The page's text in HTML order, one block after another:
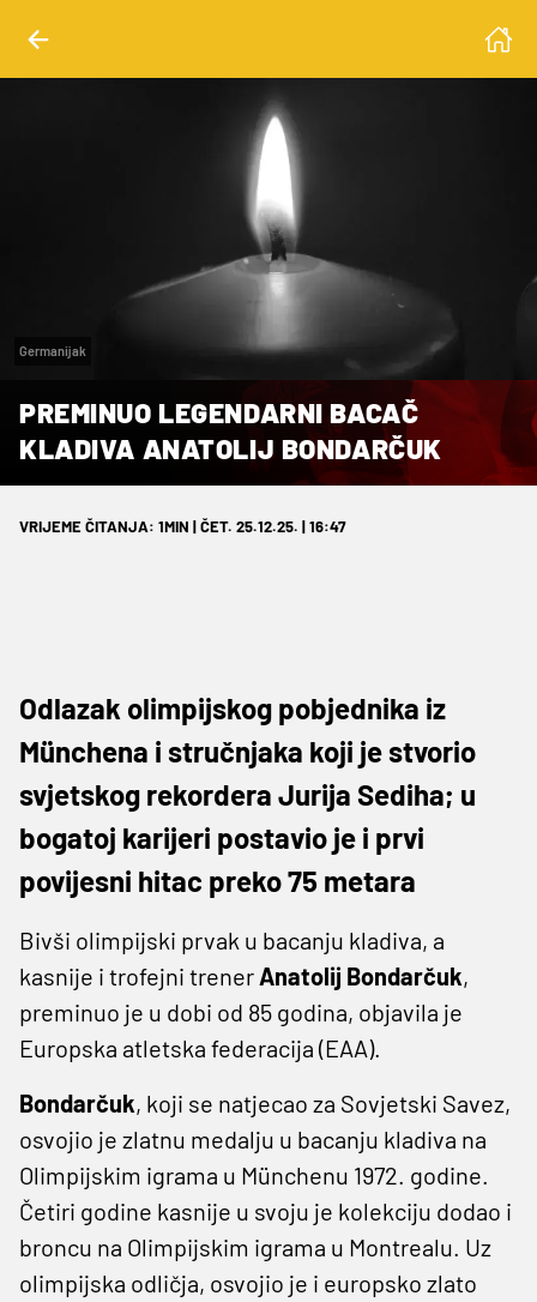
Germanijak
PREMINUO LEGENDARNI BACAČ
KLADIVA ANATOLIJ BONDARČUK
VRIJEME ČITANJA: 1MIN | ČET. 25.12.25. | 16:47
Odlazak olimpijskog pobjednika iz
Münchena i stručnjaka koji je stvorio
svjetskog rekordera Jurija Sediha; u
bogatoj karijeri postavio je i prvi
povijesni hitac preko 75 metara
Bivši olimpijski prvak u bacanju kladiva, a
kasnije i trofejni trener Anatolij Bondarčuk,
preminuo je u dobi od 85 godina, objavila je
Europska atletska federacija (EAA).
Bondarčuk, koji se natjecao za Sovjetski Savez,
osvojio je zlatnu medalju u bacanju kladiva na
Olimpijskim igrama u Münchenu 1972. godine.
Četiri godine kasnije u svoju je kolekciju dodao i
broncu na Olimpijskim igrama u Montrealu. Uz
olimpijska odličja, osvojio je i europsko zlato